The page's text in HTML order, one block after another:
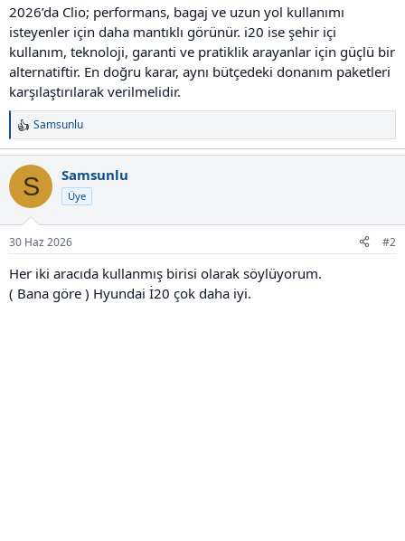
2026’da Clio; performans, bagaj ve uzun yol kullanımı
isteyenler için daha mantıklı görünür. i20 ise şehir içi
kullanım, teknoloji, garanti ve pratiklik arayanlar için güçlü bir
alternatiftir. En doğru karar, aynı bütçedeki donanım paketleri
karşılaştırılarak verilmelidir.
T
e
p
e
r
Samsunlu
S Samsunlu
Üye
30 Haz 2026 #2
Her iki aracıda kullanmış birisi olarak söylüyorum.
( Bana göre ) Hyundai İ20 çok daha iyi.